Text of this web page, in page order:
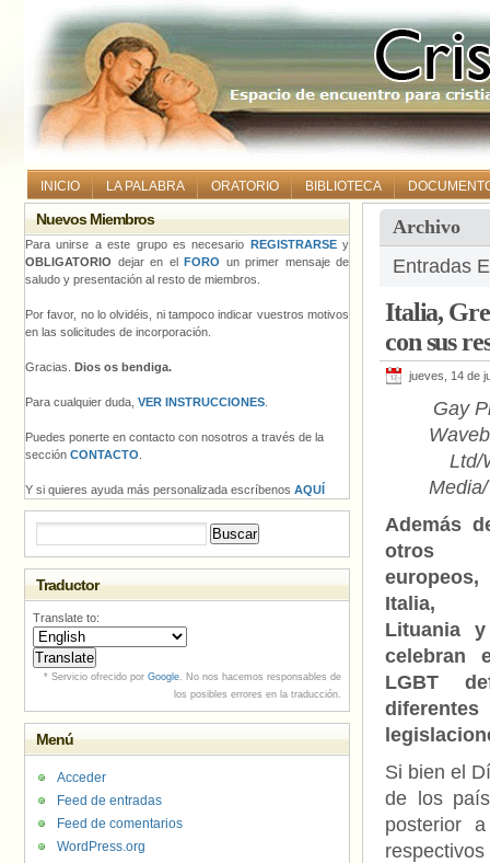
INICIO LA PALABRA ORATORIO BIBLIOTECA
Archivo
Entradas
Italia,
con sus
jueves, 14 de
Gay
Ltd/
Además
otros
Italia,
Lituania y
celebran
LGBT
Si bien el
de los
posterior
Nuevos Miembros
Para unirse a este grupo es necesario REGISTRARSEy
OBLIGATORIO dejar en el FORO un primer mensaje de
saludo y presentación al resto de miembros.
Por favor, no lo olvidéis, ni tampoco indicar vuestros motivos
en las solicitudes de incorporación.
Gracias. Dios os bendiga.
Para cualquier duda, VER INSTRUCCIONES
Puedes ponerte en contacto con nosotros a través de la
sección CONTACTO
Y si quieres ayuda más personalizada escríbenos AQUÍ
Traductor
Translate to:
* Servicio ofrecido por Google. No nos hacemos responsables de
los posibles errores en la traducción.
Menú
Acceder
Feed de entradas
Feed de comentarios
WordPress.org